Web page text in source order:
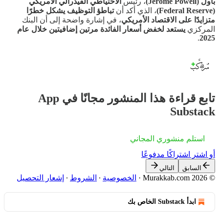
(Federal Reserve)
، الذي أكد أنتباطؤ التوظيف يشكل خطرًا
متزايدًا على الاقتصاد الأمريكي، في إشارة واضحة إلى أن البنك
المركزي يستعد لخفض أسعار الفائدة مرتين إضافيتين خلال عام
2025
.
تابع قراءة هذا المنشور مجانًا في App
Substack
استلم منشوري المجاني
أو اشترِ اشتراكًا مدفوعًا
السابق التالي
© 2026 Murakkab.com
· الخصوصية ∙ الشروط ∙ إشعار التحصيل
ابدأ Substack الخاص بك